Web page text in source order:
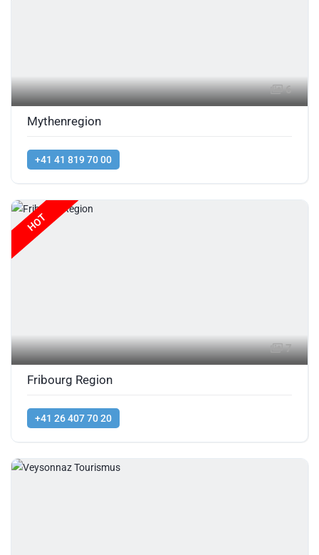
6
Mythenregion
+41 41 819 70 00
HOT
7
Fribourg Region
+41 26 407 70 20